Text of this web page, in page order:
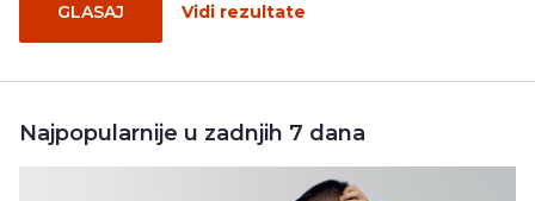
GLASAJ Vidi rezultate
Najpopularnije u zadnjih 7 dana